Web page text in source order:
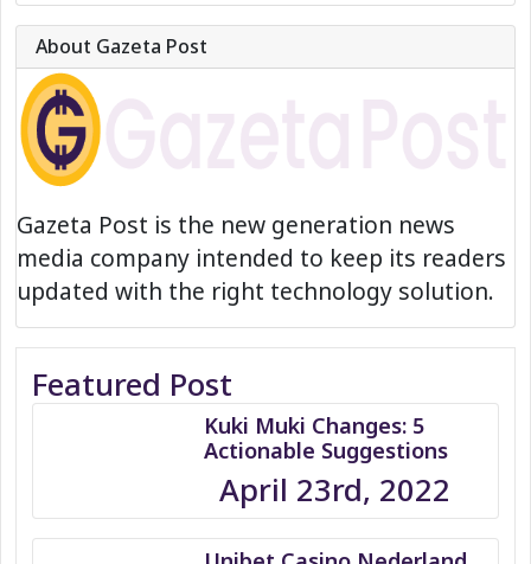
About Gazeta Post
Gazeta Post is the new generation news
media company intended to keep its readers
updated with the right technology solution.
Featured Post
Kuki Muki Changes: 5
Actionable Suggestions
April 23rd, 2022